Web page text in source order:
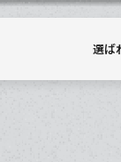
選ば